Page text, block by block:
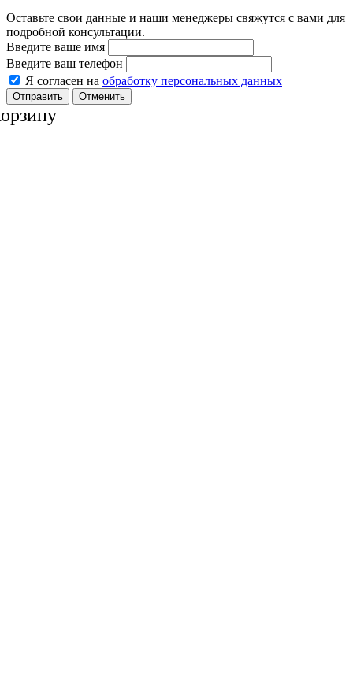
Оставьте свои данные и наши менеджеры свяжутся с вами для
подробной консультации.
Введите ваше имя
Введите ваш телефон
Я согласен на обработку персональных данных
Отменить